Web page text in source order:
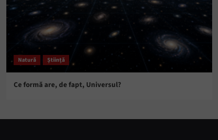
Natură Știință
Ce formă are, de fapt, Universul?